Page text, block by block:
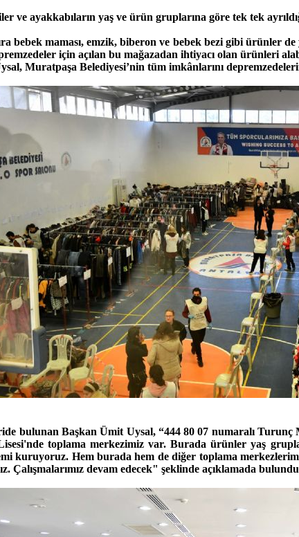
ve ayakkabıların yaş ve ürün gruplarına göre tek tek
bebek maması, emzik, biberon ve bebek bezi gibi ürünler
için açılan bu mağazadan ihtiyacı olan ürünleri
Muratpaşa Belediyesi’nin tüm imkânlarını
bulunan Başkan Ümit Uysal, “444 80 07 numaralı
toplama merkezimiz var. Burada ürünler yaş
kuruyoruz. Hem burada hem de diğer toplama
Çalışmalarımız devam edecek" şeklinde açıklamada